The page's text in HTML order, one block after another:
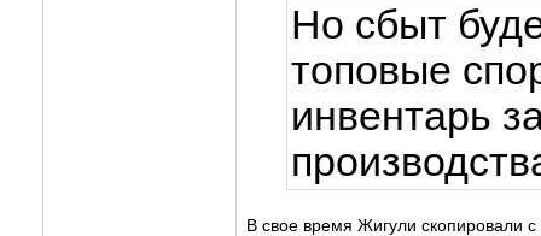
Но сбыт
топовые
инвентарь
В свое время Жигули скопировали